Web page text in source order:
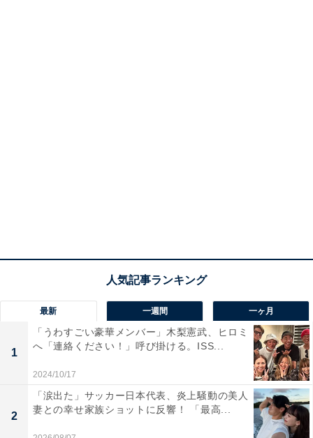
最新 一週間 一ヶ月
1
「うわすごい豪華メンバー」木梨憲武、ヒロミ
へ「連絡ください！」呼び掛ける。ISS...
2024/10/17
2
「涙出た」サッカー日本代表、炎上騒動の美人
妻との幸せ家族ショットに反響！ 「最高...